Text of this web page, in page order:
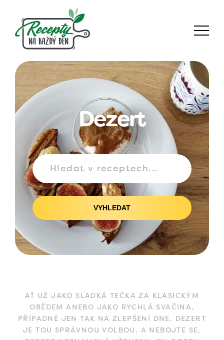
Dezert
VYHLEDAT
AŤ UŽ JAKO SLADKÁ TEČKA ZA KLASICKÝM
OBĚDEM ANEBO JAKO RYCHLÁ SVAČINA,
PŘÍPADNĚ JEN TAK NA ZLEPŠENÍ DNE, DEZERT
JE TOU SPRÁVNOU VOLBOU. A NEBOJTE SE,